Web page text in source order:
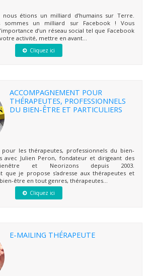
nous étions un milliard d’humains sur Terre.
sommes un milliard sur Facebook ! Vous
d’un réseau social tel que Facebook
activité, mettre en avant...
Cliquez ici
ACCOMPAGNEMENT POUR
THÉRAPEUTES, PROFESSIONNELS
DU BIEN-ÊTRE ET PARTICULIERS
pour les thérapeutes, professionnels du bien-
avec Julien Peron, fondateur et dirigeant des
et Neorizons depuis 2003.
que je propose s'adresse aux thérapeutes et
être en tout genres, thérapeutes...
Cliquez ici
E-MAILING THÉRAPEUTE